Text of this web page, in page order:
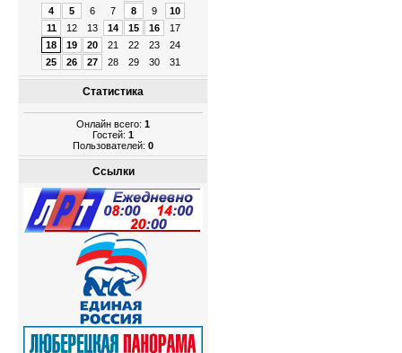
4
5 6 7 8 9
10
11
12 13 14 15 16
17
18
19 20 21 22 23
24
25
26 27 28 29 30 31
Статистика
Онлайн всего: 1
Гостей: 1
Пользователей: 0
Ссылки